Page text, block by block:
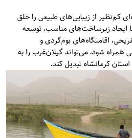
کم‌نظیر از زیبایی‌های طبیعی را خلق
ایجاد زیرساخت‌های مناسب، توسعه
اقامتگاه‌های بوم‌گردی و
شود، می‌تواند گیلان‌غرب را به
کرمانشاه تبدیل کند.